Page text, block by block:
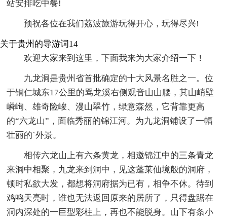
站安排吃中餐!
预祝各位在我们荔波旅游玩得开心，玩得尽兴!
关于贵州的导游词14
欢迎大家来到这里，下面我来为大家介绍一下！
九龙洞是贵州省首批确定的十大风景名胜之一。位
于铜仁城东17公里的骂龙溪右侧观音山山腰，其山峭壁
嶙峋、雄奇险峻、漫山翠竹，绿意森然，它背靠更高
的“六龙山”，面临秀丽的锦江河。为九龙洞铺设了一幅
壮丽的`外景。
相传六龙山上有六条黄龙，相邀锦江中的三条青龙
来洞中相聚，九龙来到洞中，见这蓬莱仙境般的洞府，
顿时私欲大发，都想将洞府据为已有，相争不休。待到
鸡鸣天亮时，谁也无法返回原来的居所了，只得盘踞在
洞内深处的一巨型彩柱上，再也不能脱身。山下有条小